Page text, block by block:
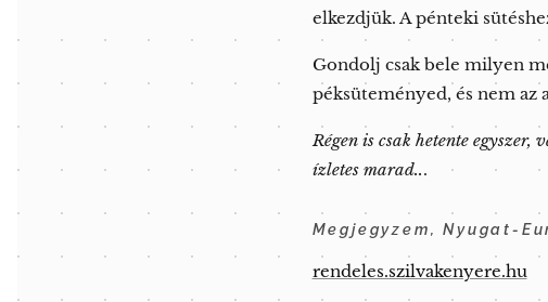
elkezdjük. A pénteki
Gondolj csak bele milyen
péksüteményed, és nem
Régen is csak hetente
ízletes marad...
Megjegyzem, Nyugat-
rendeles.szilvakenyere.hu